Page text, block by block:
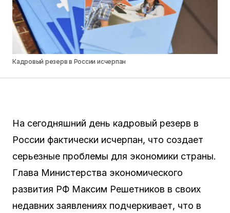
Кадровый резерв в России исчерпан
На сегодняшний день кадровый резерв в
России фактически исчерпан, что создает
серьезные проблемы для экономики страны.
Глава Министерства экономического
развития РФ Максим Решетников в своих
недавних заявлениях подчеркивает, что в